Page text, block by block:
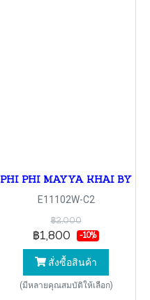
PHI PHI MAYYA KHAI BY
E11102W-C2
฿2,000
฿1,800 -10%
สั่งซื้อสินค้า
(มีหลายคุณสมบัติให้เลือก)